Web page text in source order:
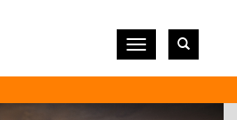
Vis
navigation